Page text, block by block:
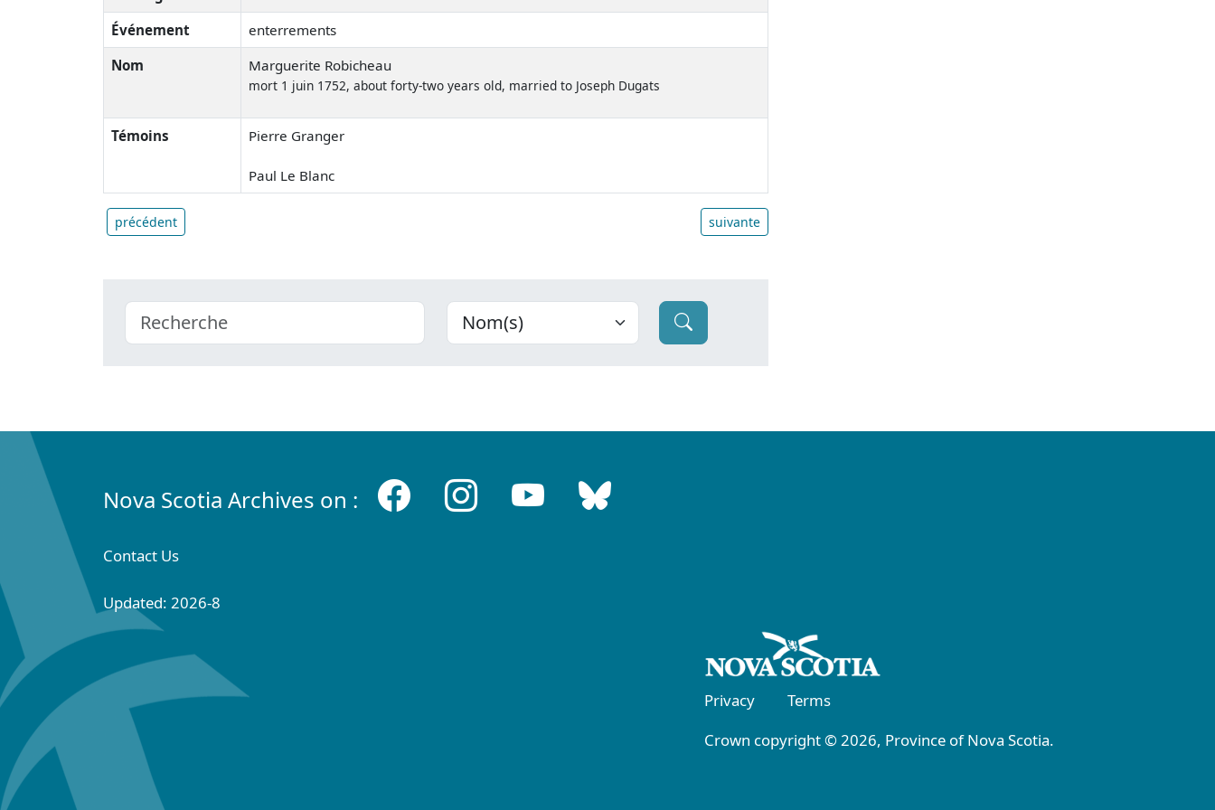
Événement
enterrements
Nom
Marguerite Robicheau
mort 1 juin 1752, about forty-two years old, married to Joseph Dugats
Témoins Pierre Granger
Paul Le Blanc
précédent suivante
Nova Scotia Archives on :
Contact Us
Updated: 2026-8
Privacy
Terms
Crown copyright © 2026, Province of Nova Scotia.